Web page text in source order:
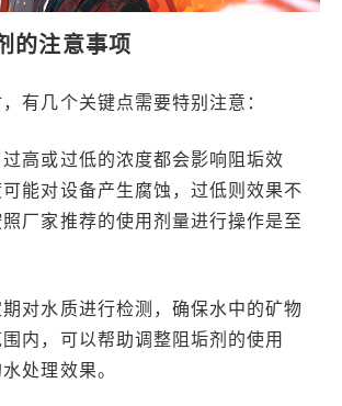
的注意事项
有几个关键点需要特别注意：
高或过低的浓度都会影响阻垢效
能对设备产生腐蚀，过低则效果不
厂家推荐的使用剂量进行操作是至
对水质进行检测，确保水中的矿物
内，可以帮助调整阻垢剂的使用
处理效果。